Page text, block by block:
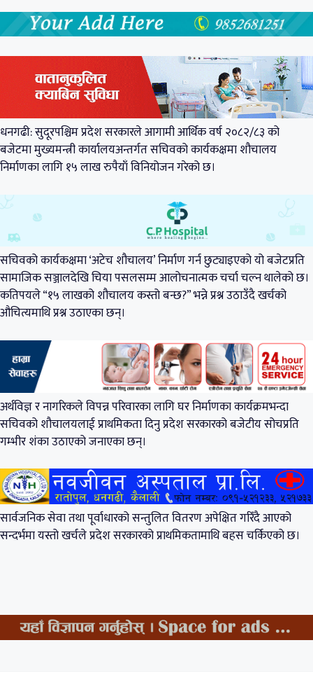
धनगढी: सुदूरपश्चिम प्रदेश सरकारले आगामी आर्थिक वर्ष २०८२/८३ को
बजेटमा मुख्यमन्त्री कार्यालयअन्तर्गत सचिवको कार्यकक्षमा शौचालय
निर्माणका लागि १५ लाख रुपैयाँ विनियोजन गरेको छ।
सचिवको कार्यकक्षमा ‘अटेच शौचालय’ निर्माण गर्न छुट्याइएको यो बजेटप्रति
सामाजिक सञ्जालदेखि चिया पसलसम्म आलोचनात्मक चर्चा चल्न थालेको छ।
कतिपयले “१५ लाखको शौचालय कस्तो बन्छ?” भन्ने प्रश्न उठाउँदै खर्चको
औचित्यमाथि प्रश्न उठाएका छन्।
अर्थविज्ञ र नागरिकले विपन्न परिवारका लागि घर निर्माणका कार्यक्रमभन्दा
सचिवको शौचालयलाई प्राथमिकता दिनु प्रदेश सरकारको बजेटीय सोचप्रति
गम्भीर शंका उठाएको जनाएका छन्।
सार्वजनिक सेवा तथा पूर्वाधारको सन्तुलित वितरण अपेक्षित गरिँदै आएको
सन्दर्भमा यस्तो खर्चले प्रदेश सरकारको प्राथमिकतामाथि बहस चर्किएको छ।